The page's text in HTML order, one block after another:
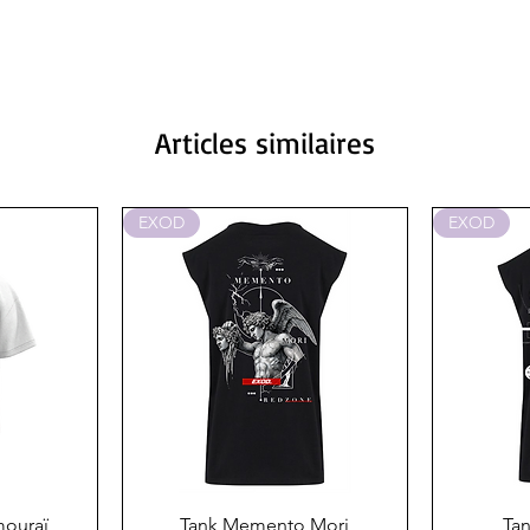
Articles similaires
Aperçu rapide
EXOD
Tank Memento Mori
EXOD